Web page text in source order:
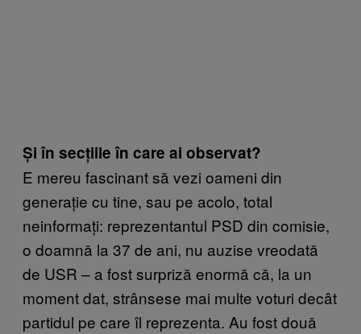
Și în secțiile în care ai observat?
E mereu fascinant să vezi oameni din
generație cu tine, sau pe acolo, total
neinformați: reprezentantul PSD din comisie,
o doamnă la 37 de ani, nu auzise vreodată
de USR – a fost surpriză enormă că, la un
moment dat, strânsese mai multe voturi decât
partidul pe care îl reprezenta. Au fost două